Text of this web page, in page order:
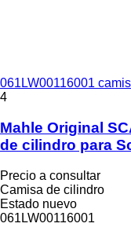
061LW00116001
4
Mahle Original
de cilindro para
Precio a consultar
Camisa de cilindro
Estado nuevo
061LW00116001